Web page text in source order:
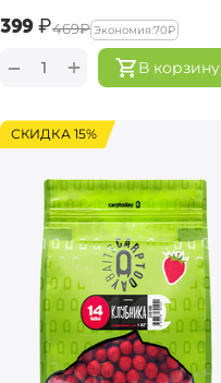
‍399‍₽‍469‍₽ Экономия:‍70‍₽
В корзину
+
−
СКИДКА 15%